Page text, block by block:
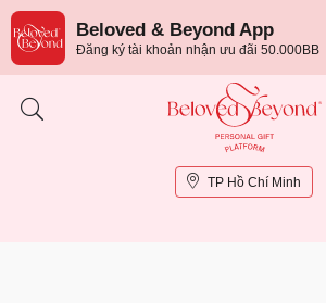
Beloved & Beyond App
Đăng ký tài khoản nhận ưu đãi 50.000BB
TP Hồ Chí Minh